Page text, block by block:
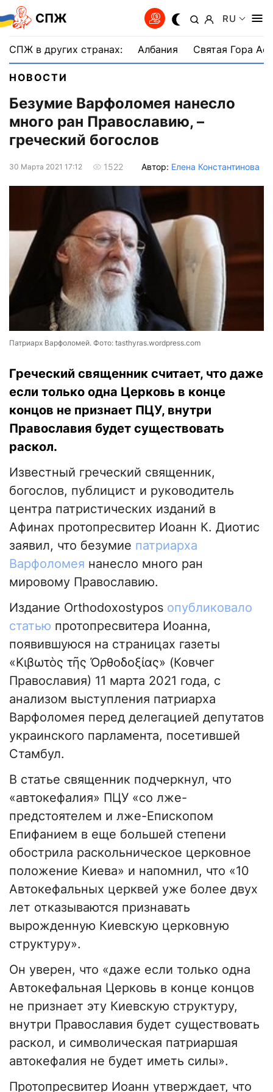
СПЖ RU
СПЖ в других странах: Албания Святая Гора
НОВОСТИ
Безумие Варфоломея нанесло
много ран Православию, –
греческий богослов
30 Марта 2021 17:12 1522 Автор: Елена Константинова
Патриарх Варфоломей. Фото: tasthyras.wordpress.com
Греческий священник считает, что даже
если только одна Церковь в конце
концов не признает ПЦУ, внутри
Православия будет существовать
раскол.
Известный греческий священник,
богослов, публицист и руководитель
центра патристических изданий в
Афинах протопресвитер Иоанн К. Диотис
заявил, что безумие патриарха
Варфоломея нанесло много ран
мировому Православию.
Издание Оrthodoxostypos опубликовало
статью протопресвитера Иоанна,
появившуюся на страницах газеты
«Κιβωτὸς τῆς Ὀρθοδοξίας» (Ковчег
Православия) 11 марта 2021 года, с
анализом выступления патриарха
Варфоломея перед делегацией депутатов
украинского парламента, посетившей
Стамбул.
В статье священник подчеркнул, что
«автокефалия» ПЦУ «со лже-
предстоятелем и лже-Епископом
Епифанием в еще большей степени
обострила раскольническое церковное
положение Киева» и напомнил, что «10
Автокефальных церквей уже более двух
лет отказываются признавать
вырожденную Киевскую церковную
структуру».
Он уверен, что «даже если только одна
Автокефальная Церковь в конце концов
не признает эту Киевскую структуру,
внутри Православия будет существовать
раскол, и символическая патриаршая
автокефалия не будет иметь силы».
Протопресвитер Иоанн утверждает, что